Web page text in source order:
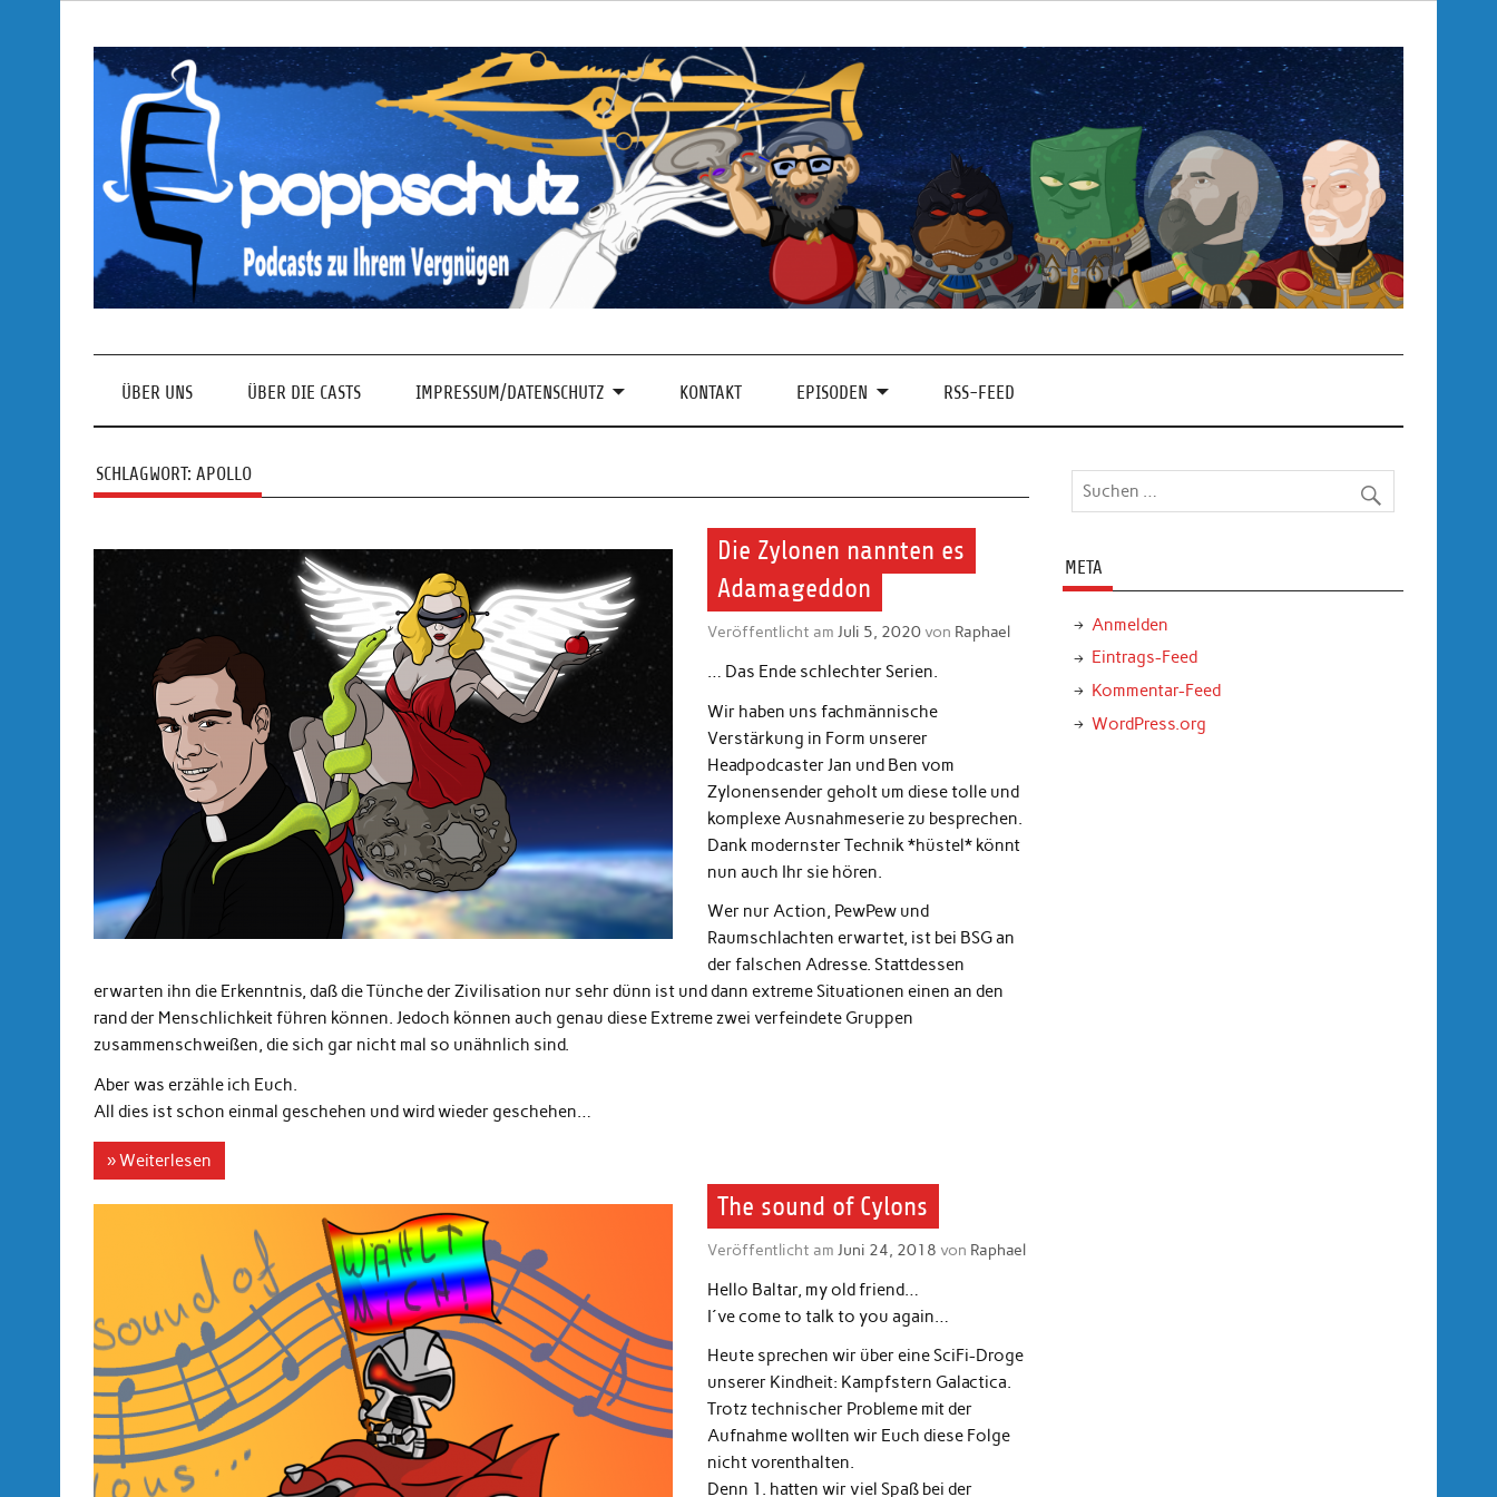
Podcasts zu Ihrem Vergnügen
ÜBER UNS ÜBER DIE CASTS IMPRESSUM/DATENSCHUTZ KONTAKT EPISODEN RSS-FEED
SCHLAGWORT: APOLLO
Die Zylonen nannten es
Adamageddon
Veröffentlicht am Juli 5, 2020von Raphael
… Das Ende schlechter Serien.
Wir haben uns fachmännische
Verstärkung in Form unserer
Headpodcaster Jan und Ben vom
Zylonensender geholt um diese tolle und
komplexe Ausnahmeserie zu besprechen.
Dank modernster Technik *hüstel* könnt
nun auch Ihr sie hören.
Wer nur Action, PewPew und
Raumschlachten erwartet, ist bei BSG an
der falschen Adresse. Stattdessen
erwarten ihn die Erkenntnis, daß die Tünche der Zivilisation nur sehr dünn ist und dann extreme Situationen einen an den
rand der Menschlichkeit führen können. Jedoch können auch genau diese Extreme zwei verfeindete Gruppen
zusammenschweißen, die sich gar nicht mal so unähnlich sind.
Aber was erzähle ich Euch.
All dies ist schon einmal geschehen und wird wieder geschehen…
» Weiterlesen
The sound of Cylons
Veröffentlicht am Juni 24, 2018 von Raphael
Hello Baltar, my old friend…
I´ve come to talk to you again…
Heute sprechen wir über eine SciFi-Droge
unserer Kindheit: Kampfstern Galactica.
Trotz technischer Probleme mit der
Aufnahme wollten wir Euch diese Folge
nicht vorenthalten.
Denn 1. hatten wir viel Spaß bei der
META
Anmelden
Eintrags-Feed
Kommentar-Feed
WordPress.org